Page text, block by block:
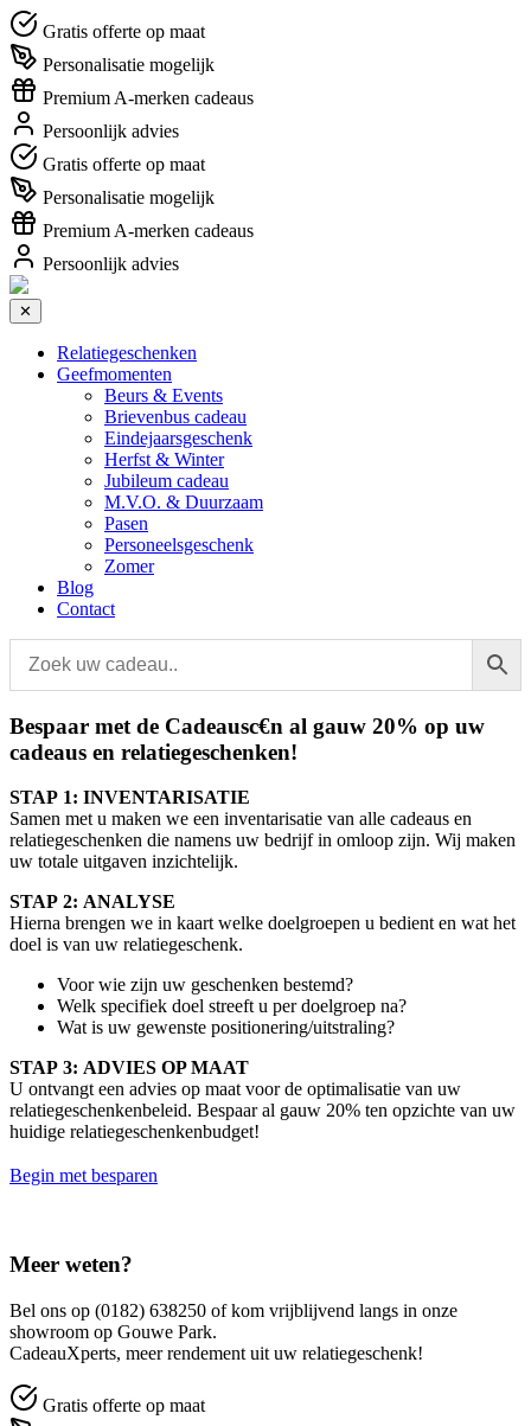
Gratis offerte op maat
Personalisatie mogelijk
Premium A-merken cadeaus
Persoonlijk advies
Gratis offerte op maat
Personalisatie mogelijk
Premium A-merken cadeaus
Persoonlijk advies
✕
Relatiegeschenken
Geefmomenten
Beurs & Events
Brievenbus cadeau
Eindejaarsgeschenk
Herfst & Winter
Jubileum cadeau
M.V.O. & Duurzaam
Pasen
Personeelsgeschenk
Zomer
Blog
Contact
Bespaar met de Cadeausc€n al gauw 20% op uw
cadeaus en relatiegeschenken!
STAP 1: INVENTARISATIE
Samen met u maken we een inventarisatie van alle cadeaus en
relatiegeschenken die namens uw bedrijf in omloop zijn. Wij maken
uw totale uitgaven inzichtelijk.
STAP 2: ANALYSE
Hierna brengen we in kaart welke doelgroepen u bedient en wat het
doel is van uw relatiegeschenk.
Voor wie zijn uw geschenken bestemd?
Welk specifiek doel streeft u per doelgroep na?
Wat is uw gewenste positionering/uitstraling?
STAP 3: ADVIES OP MAAT
U ontvangt een advies op maat voor de optimalisatie van uw
relatiegeschenkenbeleid. Bespaar al gauw 20% ten opzichte van uw
huidige relatiegeschenkenbudget!
Begin met besparen
Meer weten?
Bel ons op (0182) 638250 of kom vrijblijvend langs in onze
showroom op Gouwe Park.
CadeauXperts, meer rendement uit uw relatiegeschenk!
Gratis offerte op maat